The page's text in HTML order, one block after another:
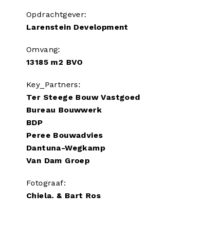
Opdrachtgever:
Larenstein Development
Omvang:
13185 m2 BVO
Key_Partners:
Ter Steege Bouw Vastgoed
Bureau Bouwwerk
BDP
Peree Bouwadvies
Dantuna-Wegkamp
Van Dam Groep
Fotograaf:
Chiela. & Bart Ros